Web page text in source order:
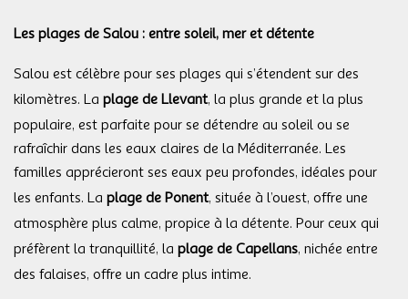
Les plages de Salou : entre soleil, mer et détente
Salou est célèbre pour ses plages qui s’étendent sur des
kilomètres. La plage de Llevant, la plus grande et la plus
populaire, est parfaite pour se détendre au soleil ou se
rafraîchir dans les eaux claires de la Méditerranée. Les
familles apprécieront ses eaux peu profondes, idéales pour
les enfants. La plage de Ponent, située à l’ouest, offre une
atmosphère plus calme, propice à la détente. Pour ceux qui
préfèrent la tranquillité, la plage de Capellans, nichée entre
des falaises, offre un cadre plus intime.